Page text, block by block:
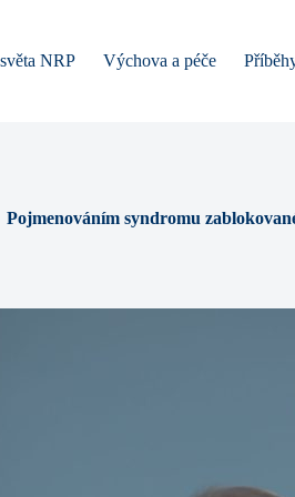
NRP Výchova a péče
Pojmenováním syndromu